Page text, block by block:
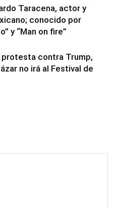
Taracena, actor y
conocido por
y “Man on fire”
protesta contra Trump,
no irá al Festival de